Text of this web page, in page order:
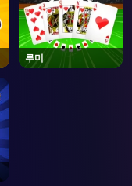
루미